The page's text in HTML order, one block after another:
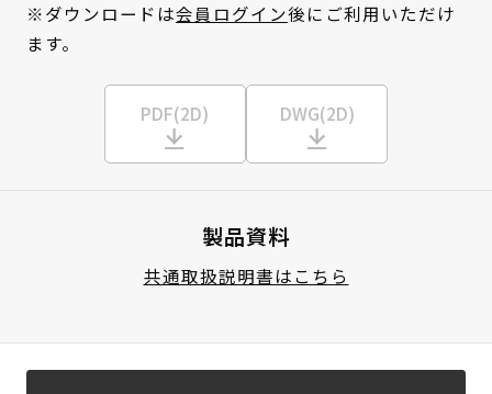
※ダウンロードは会員ログイン後にご利用いただけ
ます。
PDF(2D) DWG(2D)
製品資料
共通取扱説明書はこちら